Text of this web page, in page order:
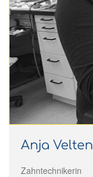
Anja Velten
Zahntechnikerin